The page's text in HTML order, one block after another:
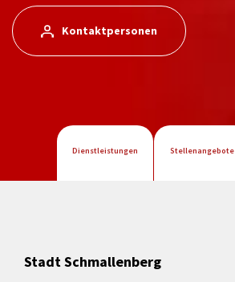
Kontaktpersonen
Dienstleistungen Stellenangebote
Stadt Schmallenberg